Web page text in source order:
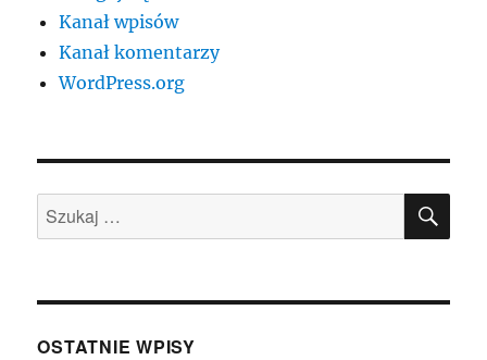
Kanał wpisów
Kanał komentarzy
WordPress.org
Szukaj:
OSTATNIE WPISY